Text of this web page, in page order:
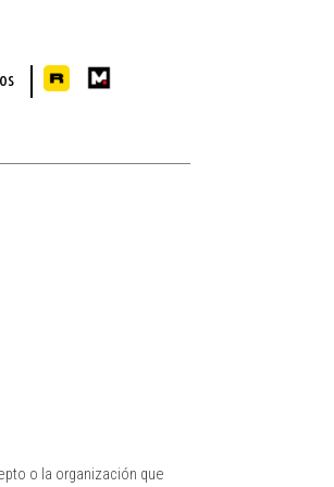
o la organización que